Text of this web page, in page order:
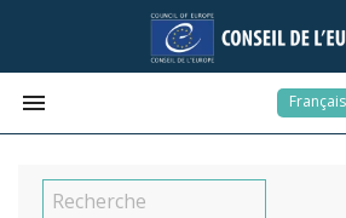
 Français